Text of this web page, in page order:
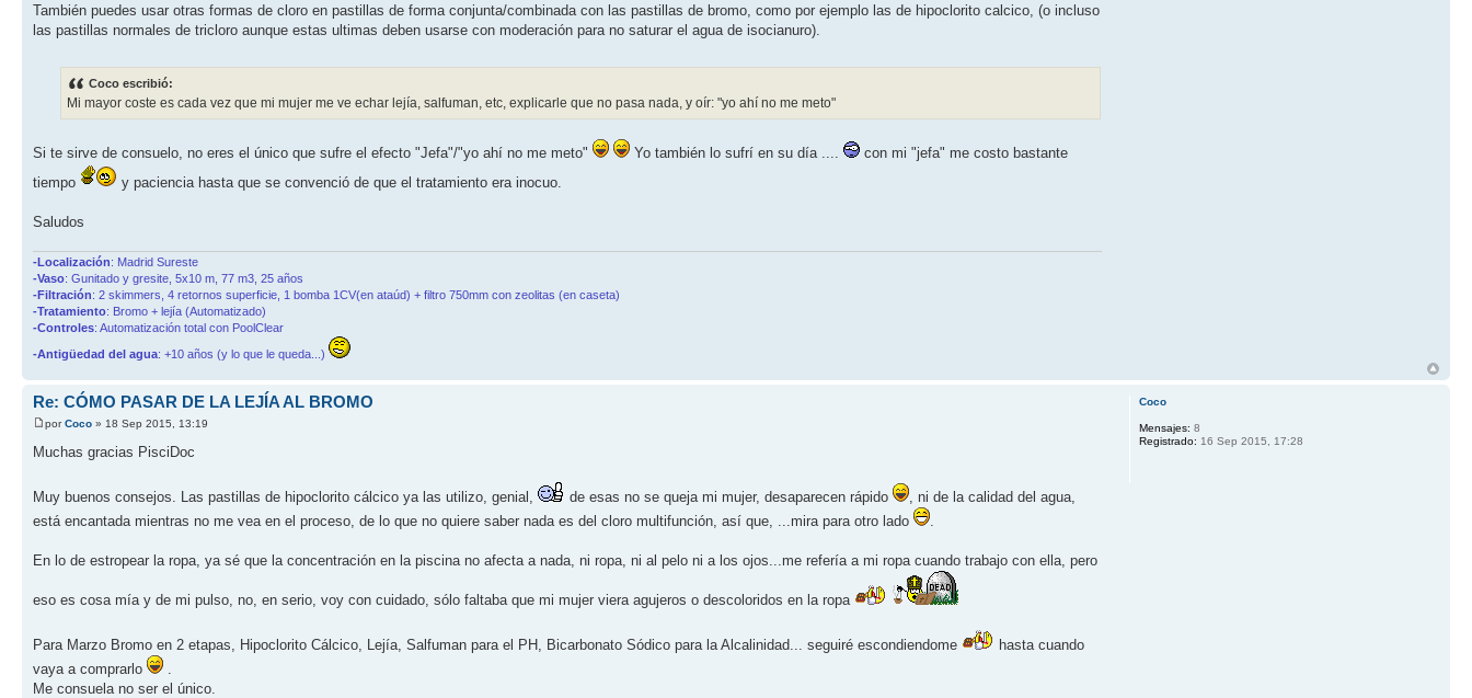
También puedes usar otras formas de cloro en pastillas de forma conjunta/combinada con las pastillas de bromo, como por ejemplo las de hipoclorito calcico, (o incluso
las pastillas normales de tricloro aunque estas ultimas deben usarse con moderación para no saturar el agua de isocianuro).
Coco escribió:
Mi mayor coste es cada vez que mi mujer me ve echar lejía, salfuman, etc, explicarle que no pasa nada, y oír: "yo ahí no me meto"
Si te sirve de consuelo, no eres el único que sufre el efecto "Jefa"/"yo ahí no me meto" Yo también lo sufrí en su día ....
con mi "jefa" me costo bastante
tiempo
y paciencia hasta que se convenció de que el tratamiento era inocuo.
Saludos
-Localización: Madrid Sureste
-Vaso: Gunitado y gresite, 5x10 m, 77 m3, 25 años
-Filtración: 2 skimmers, 4 retornos superficie, 1 bomba 1CV(en ataúd) + filtro 750mm con zeolitas (en caseta)
-Tratamiento: Bromo + lejía (Automatizado)
-Controles: Automatización total con PoolClear
-Antigüedad del agua: +10 años (y lo que le queda...)
Re: CÓMO PASAR DE LA LEJÍA AL BROMO
porCoco » 18 Sep 2015, 13:19
Muchas gracias PisciDoc
Muy buenos consejos. Las pastillas de hipoclorito cálcico ya las utilizo, genial, de esas no se queja mi mujer, desaparecen rápido
, ni de la calidad del agua,
está encantada mientras no me vea en el proceso, de lo que no quiere saber nada es del cloro multifunción, así que, ...mira para otro lado
En lo de estropear la ropa, ya sé que la concentración en la piscina no afecta a nada, ni ropa, ni al pelo ni a los ojos...me refería a mi ropa cuando trabajo con ella, pero
eso es cosa mía y de mi pulso, no, en serio, voy con cuidado, sólo faltaba que mi mujer viera agujeros o descoloridos en la ropa
Para Marzo Bromo en 2 etapas, Hipoclorito Cálcico, Lejía, Salfuman para el PH, Bicarbonato Sódico para la Alcalinidad... seguiré escondiendome
hasta cuando
vaya a comprarlo
Me consuela no ser el único.
Coco
Mensajes: 8
Registrado: 16 Sep 2015, 17:28